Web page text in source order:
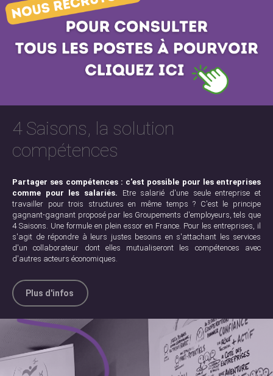
4 Saisons, la solution
compétences
Partager ses compétences : c'est possible pour les entreprises
comme pour les salariés. Etre salarié d'une seule entreprise et
travailler pour trois structures en même temps ? C'est le principe
gagnant-gagnant proposé par les Groupements d'employeurs, tels que
4 Saisons. Une formule en plein essor en France. Pour les entreprises, il
s'agit de répondre à leurs justes besoins en s'attachant les services
d'un collaborateur dont elles mutualiseront les compétences avec
d'autres acteurs économiques.
Plus d'infos